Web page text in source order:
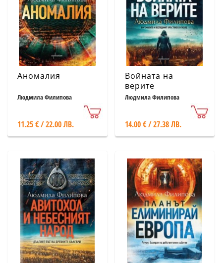
Аномалия
Людмила Филипова
11.25 € / 22.00 ЛВ.
Войната на
верите
Людмила Филипова
14.00 € / 27.38 ЛВ.